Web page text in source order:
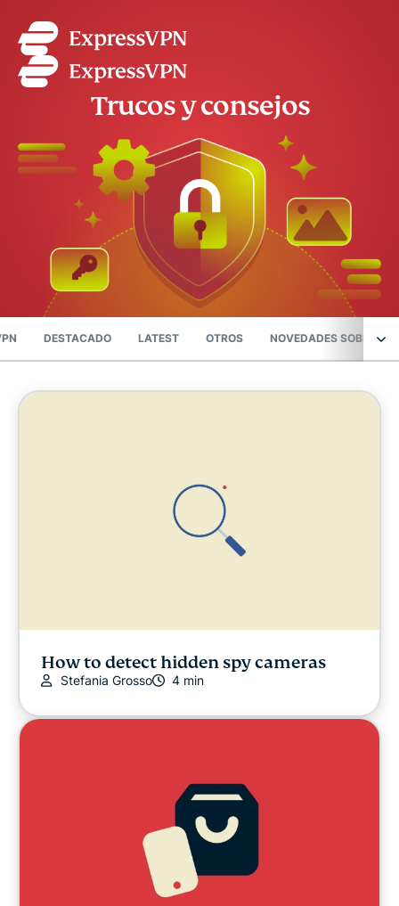
Trucos y consejos
DESTACADO LATEST OTROS NOVEDADES SOBRE
Libertad digital
ExpressVPN for Teams (Beta)
Latest
How to detect hidden spy cameras
Stefania Grosso 4 min